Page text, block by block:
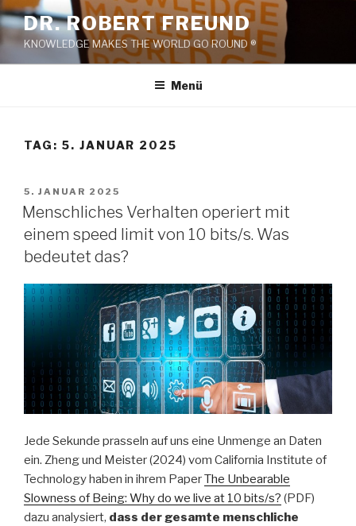
Zum
Inhalt
springen
DR. ROBERT FREUND
KNOWLEDGE MAKES THE WORLD GO ROUND ®
Menü
TAG: 5. JANUAR 2025
VERÖFFENTLICHT
AM
5. JANUAR 2025
Menschliches Verhalten operiert mit
einem speed limit von 10 bits/s. Was
bedeutet das?
Jede Sekunde prasseln auf uns eine Unmenge an Daten
ein. Zheng und Meister (2024) vom California Institute of
Technology haben in ihrem PaperThe Unbearable
Slowness of Being: Why do we live at 10 bits/s? (PDF)
dazu analysiert, dass der gesamte menschliche